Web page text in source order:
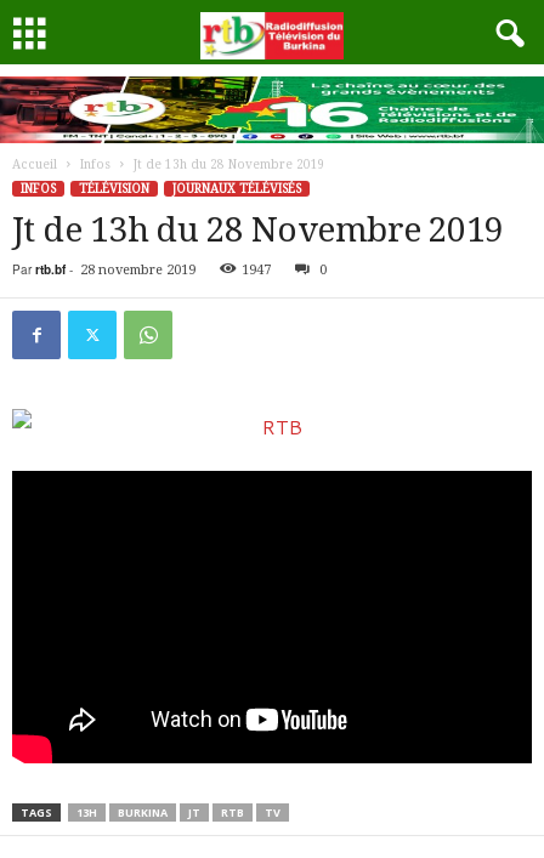
Accueil Infos
Jt de 13h du 28 Novembre 2019
INFOS
TÉLÉVISION JOURNAUX TÉLÉVISÉS
Jt de 13h du 28 Novembre 2019
Par rtb.bf- 28 novembre 2019 1947 0
TAGS 13H BURKINA JT RTB TV